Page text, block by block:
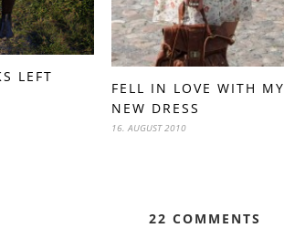
LEFT
FELL IN LOVE WITH MY
NEW DRESS
16. AUGUST 2010
22 COMMENTS